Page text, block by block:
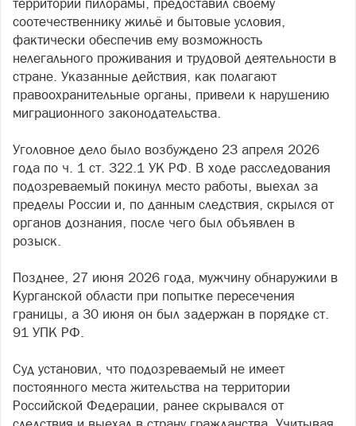
территории пилорамы, предоставил своему
соотечественнику жильё и бытовые условия,
фактически обеспечив ему возможность
нелегального проживания и трудовой деятельности в
стране. Указанные действия, как полагают
правоохранительные органы, привели к нарушению
миграционного законодательства.
Уголовное дело было возбуждено 23 апреля 2026
года по ч. 1 ст. 322.1 УК РФ. В ходе расследования
подозреваемый покинул место работы, выехал за
пределы России и, по данным следствия, скрылся от
органов дознания, после чего был объявлен в
розыск.
Позднее, 27 июня 2026 года, мужчину обнаружили в
Курганской области при попытке пересечения
границы, а 30 июня он был задержан в порядке ст.
91 УПК РФ.
Суд установил, что подозреваемый не имеет
постоянного места жительства на территории
Российской Федерации, ранее скрывался от